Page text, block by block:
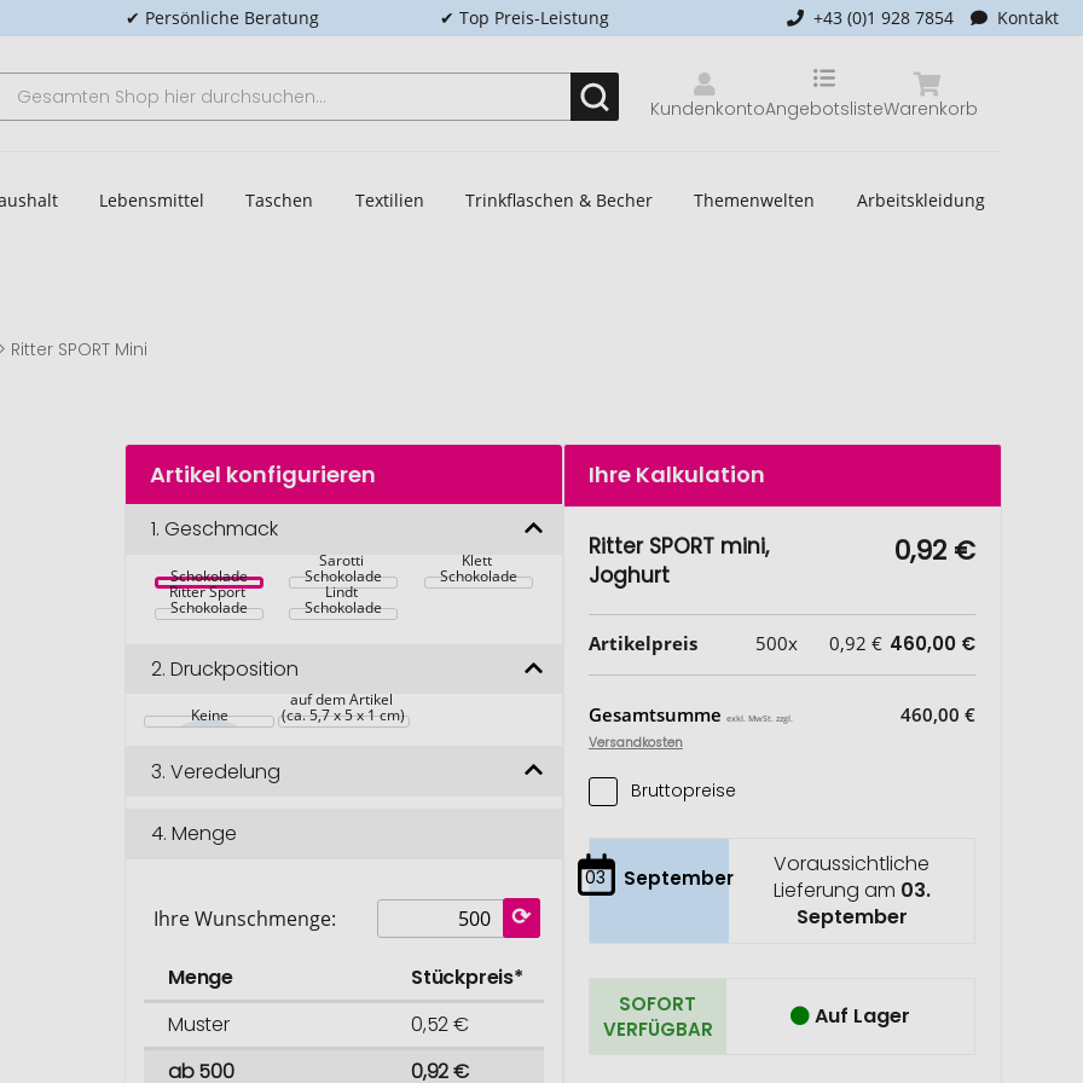
✔ Persönliche Beratung ✔ Top Preis-Leistung +43 (0)1 928 7854 Kontakt
Kundenkonto Warenkorb
Angebotsliste
Lebensmittel Taschen Textilien Trinkflaschen & Becher Themenwelten Arbeitskleidung
Ritter SPORT Mini
Artikel konfigurieren
1.Geschmack
Schokolade
Sarotti
Schokolade
Klett
Schokolade
Ritter Sport
Schokolade
Lindt
Schokolade
2.Druckposition
Keine
auf dem Artikel
(ca. 5,7 x 5 x 1 cm)
3.Veredelung
4.Menge
Ihre Wunschmenge:
Menge
Stückpreis*
Muster
0,52 €
ab 500
0,92 €
Ihre Kalkulation
Ritter SPORT mini,
Joghurt
0,92 €
Artikelpreis 500x 0,92 € 460,00 €
Gesamtsumme exkl. MwSt. zzgl.
Versandkosten
460,00 €
Bruttopreise
03 September
Voraussichtliche
Lieferung am 03.
September
SOFORT
VERFÜGBAR
Auf Lager